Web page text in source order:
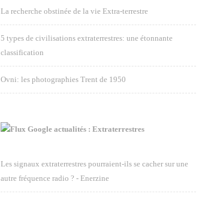
La recherche obstinée de la vie Extra-terrestre
5 types de civilisations extraterrestres: une étonnante
classification
Ovni: les photographies Trent de 1950
Google actualités : Extraterrestres
Les signaux extraterrestres pourraient-ils se cacher sur une
autre fréquence radio ? - Enerzine